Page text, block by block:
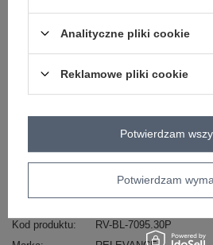
ZALOGUJ SIĘ I
+48 601 547 740
Kod produktu
RV-BL-7095.30P
Analityczne pliki cookie
Reklamowe pliki cookie
Potwierdzam
Potwierdzam